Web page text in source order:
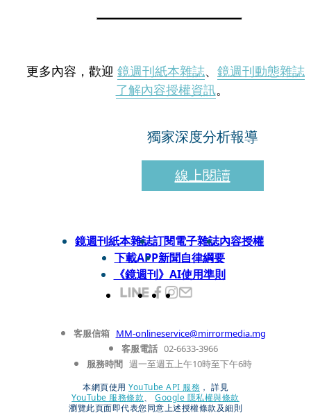
更多內容，歡迎 鏡週刊紙本雜誌、 鏡週刊動態雜誌
了解內容授權資訊。
獨家深度分析報導
線上閱讀
鏡週刊紙本雜誌訂閱電子雜誌內容授權
下載APP新聞自律綱要
《鏡週刊》AI使用準則
客服信箱 MM-onlineservice@mirrormedia.mg
客服電話 02-6633-3966
服務時間 週一至週五上午10時至下午6時
本網頁使用 YouTube API 服務 ， 詳見
YouTube 服務條款、
Google 隱私權與條款
瀏覽此頁面即代表您同意上述授權條款及細則